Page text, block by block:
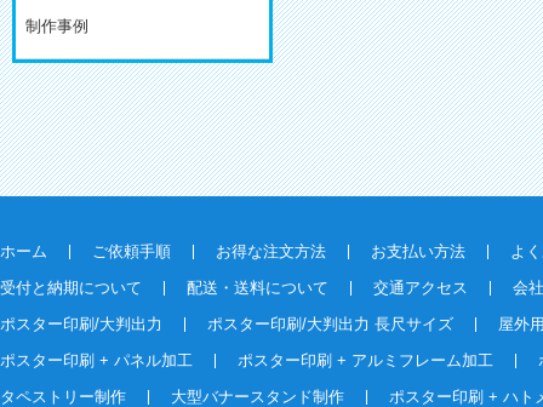
制作事例
ホーム ご依頼手順 お得な注文方法 お支払い方法
よ
受付と納期について
配送・送料について 交通アクセス
会
ポスター印刷/大判出力
ポスター印刷/大判出力 長尺サイズ
屋外
ポスター印刷 + パネル加工
ポスター印刷 + アルミフレーム加工
タペストリー制作
大型バナースタンド制作
ポスター印刷 + ハト